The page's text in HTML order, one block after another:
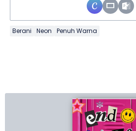
Berani Neon Penuh Warna